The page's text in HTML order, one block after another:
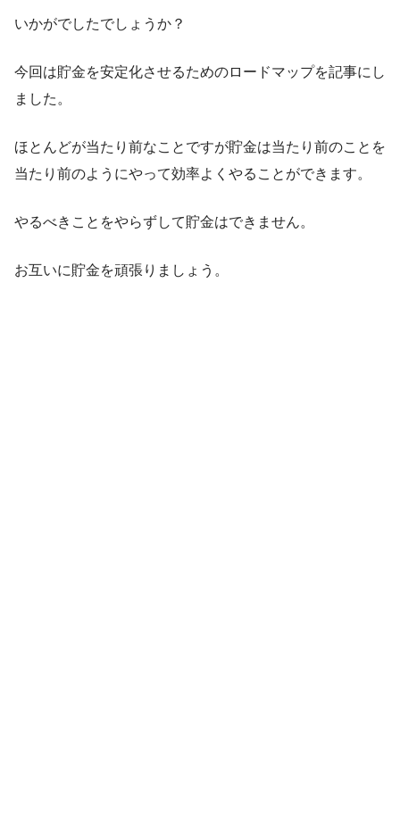
いかがでしたでしょうか？
今回は貯金を安定化させるためのロードマップを記事にし
ました。
ほとんどが当たり前なことですが貯金は当たり前のことを
当たり前のようにやって効率よくやることができます。
やるべきことをやらずして貯金はできません。
お互いに貯金を頑張りましょう。